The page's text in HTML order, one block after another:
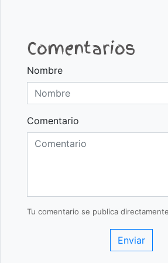
Comentarios
Nombre
Comentario
Tu comentario se publica
Enviar